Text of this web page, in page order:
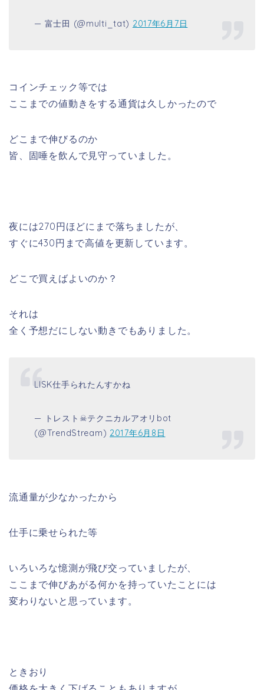
— 富士田 (@multi_tat) 2017年6月7日
コインチェック等では
ここまでの値動きをする通貨は久しかったので
どこまで伸びるのか
皆、固唾を飲んで見守っていました。
夜には270円ほどにまで落ちましたが、
すぐに430円まで高値を更新しています。
どこで買えばよいのか？
それは
全く予想だにしない動きでもありました。
LISK仕手られたんすかね
— トレスト☠テクニカルアオリbot
(@TrendStream) 2017年6月8日
流通量が少なかったから
仕手に乗せられた等
いろいろな憶測が飛び交っていましたが、
ここまで伸びあがる何かを持っていたことには
変わりないと思っています。
ときおり